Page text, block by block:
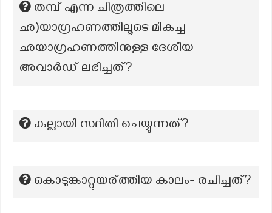
തമ്പ് എന്ന ചിത്രത്തിലെ
ഛ)യാഗ്രഹണത്തിലൂടെ മികച്ച
ഛയാഗ്രഹണത്തിനുള്ള ദേശീയ
അവാര്‍ഡ്‌ ലഭിച്ചത്?
കല്ലായി സ്ഥിതി ചെയ്യുന്നത്?
കൊടുങ്കാറ്റുയര്ത്തിയ കാലം- രചിച്ചത്?